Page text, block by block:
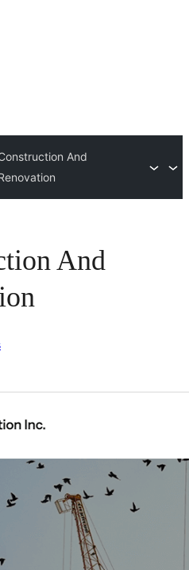
And
And